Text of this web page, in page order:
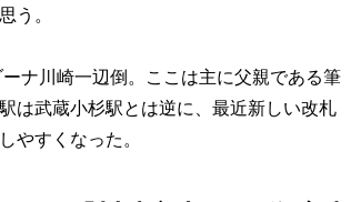
う。
ナ川崎一辺倒。ここは主に父親である筆
は武蔵小杉駅とは逆に、最近新しい改札
やすくなった。